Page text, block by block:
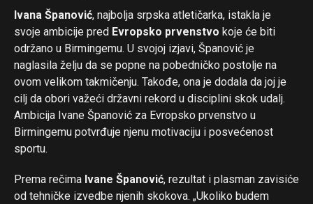
Ivana Španović, najbolja srpska atletičarka, istakla je
svoje ambicije pred Evropsko prvenstvo koje će biti
održano u Birmingemu. U svojoj izjavi, Španović je
naglasila želju da se popne na pobedničko postolje na
ovom velikom takmičenju. Takođe, ona je dodala da joj je
cilj da obori važeći državni rekord u disciplini skok udalj.
Ambicija Ivane Španović za Evropsko prvenstvo u
Birmingemu potvrđuje njenu motivaciju i posvećenost
sportu.
Prema rečima Ivane Španović, rezultat i plasman zavisiće
od tehničke izvedbe njenih skokova. „Ukoliko budem